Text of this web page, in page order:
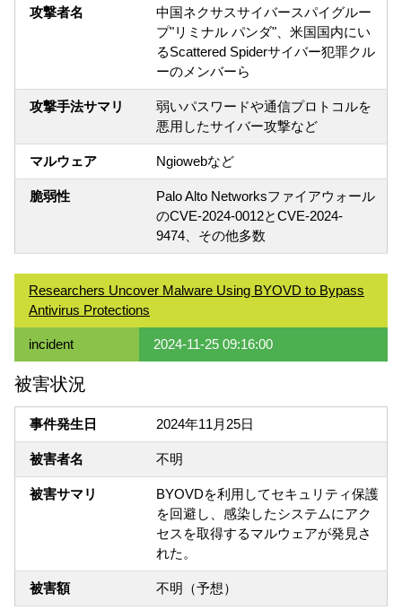
攻撃者名
中国ネクサスサイバースパイグルー
プ"リミナル パンダ"、米国国内にい
るScattered Spiderサイバー犯罪クル
ーのメンバーら
攻撃手法サマリ
弱いパスワードや通信プロトコルを
悪用したサイバー攻撃など
マルウェア Ngiowebなど
脆弱性
Palo Alto Networksファイアウォール
のCVE-2024-0012とCVE-2024-
9474、その他多数
Researchers Uncover Malware Using BYOVD to Bypass
Antivirus Protections
incident 2024-11-25 09:16:00
被害状況
事件発生日 2024年11月25日
被害者名 不明
被害サマリ
BYOVDを利用してセキュリティ保護
を回避し、感染したシステムにアク
セスを取得するマルウェアが発見さ
れた。
被害額 不明（予想）